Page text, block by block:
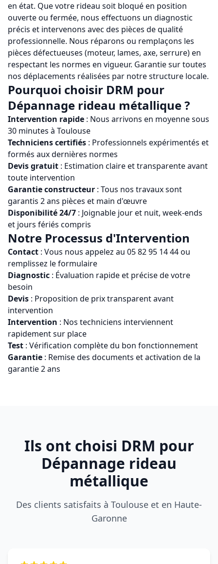
en état. Que votre rideau soit bloqué en position
ouverte ou fermée, nous effectuons un diagnostic
précis et intervenons avec des pièces de qualité
professionnelle. Nous réparons ou remplaçons les
pièces défectueuses (moteur, lames, axe, serrure) en
respectant les normes en vigueur. Garantie sur toutes
nos déplacements réalisées par notre structure locale.
Pourquoi choisir DRM pour
Dépannage rideau métallique?
Intervention rapide : Nous arrivons en moyenne sous
30 minutes à Toulouse
Techniciens certifiés : Professionnels expérimentés et
formés aux dernières normes
Devis gratuit : Estimation claire et transparente avant
toute intervention
Garantie constructeur : Tous nos travaux sont
garantis 2 ans pièces et main d'œuvre
Disponibilité 24/7 : Joignable jour et nuit, week-ends
et jours fériés compris
Notre Processus d'Intervention
Contact : Vous nous appelez au 05 82 95 14 44ou
remplissez le formulaire
Diagnostic : Évaluation rapide et précise de votre
besoin
Devis : Proposition de prix transparent avant
intervention
Intervention : Nos techniciens interviennent
rapidement sur place
Test : Vérification complète du bon fonctionnement
Garantie : Remise des documents et activation de la
garantie 2 ans
Ils ont choisi DRM pour
Dépannage rideau
métallique
Des clients satisfaits à Toulouse et en Haute-
Garonne